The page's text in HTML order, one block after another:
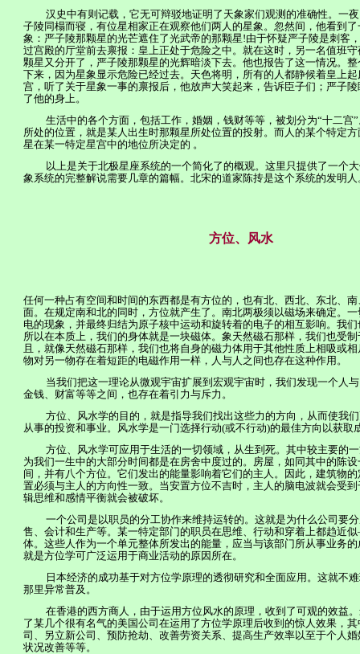
汉史中有则记载，它无可辩驳地证明了天象家们观测的准确性。一
子陵同榻而寝，有位星相家正在观察他们两人的星象。忽然间，他看到
象：严子陵那颗星的光芒遮住了光武帝的那颗星!由于怀疑严子陵是刺客
过宫殿的厅堂前去禀报：皇上正处于危险之中。就在这时，另一名值班
颗星又分开了，严子陵那颗星的光辉暗淡下去。他也报告了这一情况。
下来，因为星象显示危险已经过去。天色将明，所有的人都静候着皇上
宫，听了关于星象一事的禀报后，他放声大笑起来，告诉臣子们；严子
了他的身上。
生活中的各个方面，包括工作，婚姻，钱财等等，被划分为“十二宫
所处的位置，就是某人出生时那颗星所处位置的投射。而人的某个特定
星在某一特定星宫中的地位所决定的 。
以上是关于北极星座系统的一个简化了的概观。这里只提供了一个
象系统的完整解说需要几章的篇幅。北宋的道家陈抟是这个系统的发明人
方位、风水
任何一种占有空间和时间的东西都是有方位的，也有北、西北、东北、
面。在规定南和北的同时，方位就产生了。南北两极须以磁场来确定。
电的现象，并最终归结为原子核中运动和旋转着的电子的相互影响。我
所以在本质上，我们的身体就是一块磁体。象天然磁石那样，我们也受
且，就像天然磁石那样，我们也将自身的磁力体用于其他性质上相吸或
物对另一物存在着短距的电磁作用一样，人与人之间也存在这种作用。
当我们把这一理论从微观宇宙扩展到宏观宇宙时，我们发现一个人
金钱、财富等等之间，也存在着引力与斥力。
方位、风水学的目的，就是指导我们找出这些力的方向，从而使我
从事的投资和事业。风水学是一门选择行动(或不行动)的最佳方向以获取
方位、风水学可应用于生活的一切领域，从生到死。其中较主要的
为我们一生中的大部分时间都是在房舍中度过的。房屋，如同其中的陈
间 ，并有八个方位。它们发出的能量影响着它们的主人。因此，建筑物
置必须与主人的方向性一致。当安置方位不吉时，主人的脑电波就会受
辑思维和感情平衡就会被破坏。
一个公司是以职员的分工协作来维持运转的。这就是为什么公司要
售、会计和生产等。某一特定部门的职员在思维、行动和穿着上都趋近
体。这些人作为一个单元整体所发出的能量，应当与该部门所从事业务
就是方位学可广泛运用于商业活动的原因所在。
日本经济的成功基于对方位学原理的透彻研究和全面应用。这就不
那里异常普及。
在香港的西方商人，由于运用方位风水的原理，收到了可观的效益
了某几个很有名气的美国公司在运用了方位学原理后收到的惊人效果，
司、另立新公司、预防抢劫、改善劳资关系、提高生产效率以至于个人
状况改善等等。